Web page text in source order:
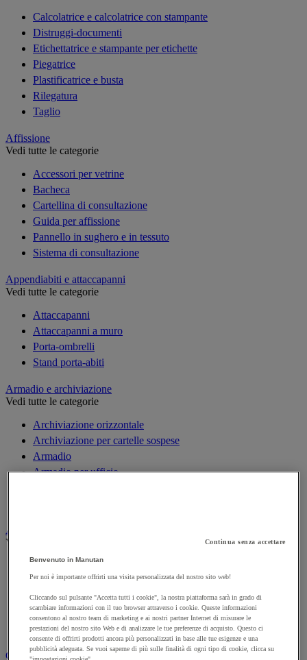
Calcolatrice e calcolatrice con stampante
Distruggi-documenti
Etichettatrice e stampante per etichette
Piegatrice
Plastificatrice e busta
Rilegatura
Taglio
Affissione
Vedi tutte le categorie
Accessori per vetrine
Bacheca
Cartellina di consultazione
Guida per affissione
Pannello in sughero e in tessuto
Sistema di consultazione
Appendiabiti e attaccapanni
Vedi tutte le categorie
Attaccapanni
Attaccapanni a muro
Porta-ombrelli
Stand porta-abiti
Armadio e archiviazione
Vedi tutte le categorie
Archiviazione orizzontale
Archiviazione per cartelle sospese
Armadio
Armadio per ufficio
Audiovisivi
Vedi tutte le categorie
Attrezzature audio e Hi-Fi
Connessione audio e video
Fotocamera, videocamera e binocolo
Insonorizzazione e registrazione professionali
Strumenti per proiezione e videoproiezione
Cancelleria e forniture per ufficio
Continua senza accettare
Benvenuto in Manutan
Per noi è importante offrirti una visita personalizzata del nostro sito web!
Cliccando sul pulsante "Accetta tutti i cookie", la nostra piattaforma sarà in grado di
scambiare informazioni con il tuo browser attraverso i cookie. Queste informazioni
consentono al nostro team di marketing e ai nostri partner Internet di misurare le
prestazioni del nostro sito Web e di analizzare le tue preferenze di acquisto. Questo ci
consente di offrirti prodotti ancora più personalizzati in base alle tue esigenze e una
pubblicità adeguata. Se vuoi saperne di più sulle finalità di ogni tipo di cookie, clicca su